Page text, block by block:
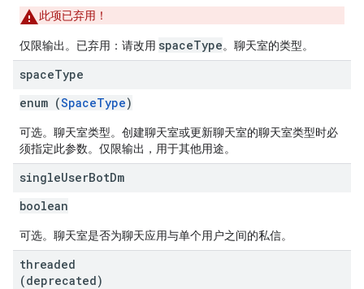
此项已弃用！
仅限输出。已弃用：请改用 spaceType。聊天室的类型。
spaceType
enum (SpaceType)
可选。聊天室类型。创建聊天室或更新聊天室的聊天室类型时必
须指定此参数。仅限输出，用于其他用途。
singleUserBotDm
boolean
可选。聊天室是否为聊天应用与单个用户之间的私信。
threaded
(deprecated)